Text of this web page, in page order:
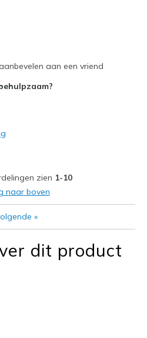
to width
true to size
are for Wearing
aan een vriend
zien 1-10
naar boven
»
dit product